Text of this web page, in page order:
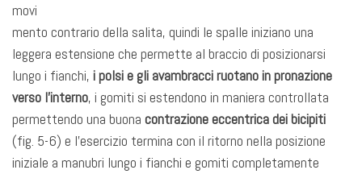
movi
mento contrario della salita, quindi le spalle iniziano una
leggera estensione che permette al braccio di posizionarsi
lungo i fianchi, i polsi e gli avambracci ruotano in pronazione
verso l’interno, i gomiti si estendono in maniera controllata
permettendo una buona contrazione eccentrica dei bicipiti
(fig. 5-6) e l’esercizio termina con il ritorno nella posizione
iniziale a manubri lungo i fianchi e gomiti completamente